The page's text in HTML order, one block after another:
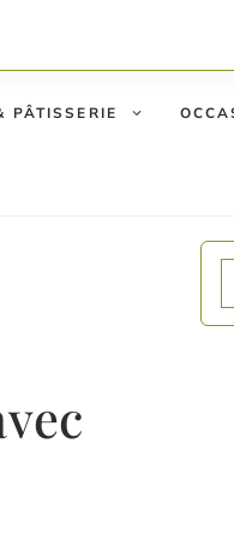
PÂTISSERIE